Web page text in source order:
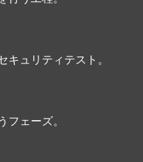
キュリティテスト。
フェーズ。